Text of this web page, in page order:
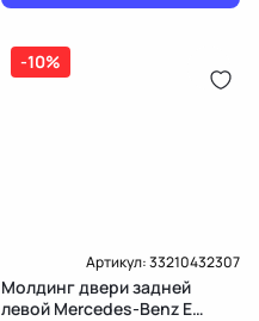
-10%
Артикул:33210432307
Молдинг двери задней
левой Mercedes-Benz E